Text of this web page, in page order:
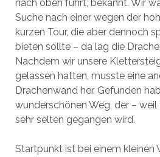
nach oben führt, bekannt. Wir
Suche nach einer wegen der
kurzen Tour, die aber dennoch
bieten sollte – da lag die
Nachdem wir unsere
gelassen hatten, musste eine
Drachenwand her. Gefunden
wunderschönen Weg, der –
sehr selten gegangen wird.
Startpunkt ist bei einem kleinen